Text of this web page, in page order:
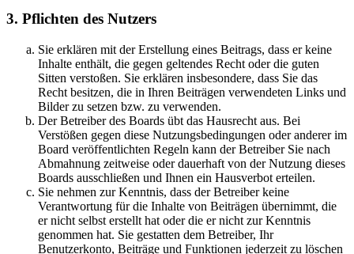
3. Pflichten des Nutzers
Sie erklären mit der Erstellung eines Beitrags, dass er keine
Inhalte enthält, die gegen geltendes Recht oder die guten
Sitten verstoßen. Sie erklären insbesondere, dass Sie das
Recht besitzen, die in Ihren Beiträgen verwendeten Links und
Bilder zu setzen bzw. zu verwenden.
Der Betreiber des Boards übt das Hausrecht aus. Bei
Verstößen gegen diese Nutzungsbedingungen oder anderer im
Board veröffentlichten Regeln kann der Betreiber Sie nach
Abmahnung zeitweise oder dauerhaft von der Nutzung dieses
Boards ausschließen und Ihnen ein Hausverbot erteilen.
Sie nehmen zur Kenntnis, dass der Betreiber keine
Verantwortung für die Inhalte von Beiträgen übernimmt, die
er nicht selbst erstellt hat oder die er nicht zur Kenntnis
genommen hat. Sie gestatten dem Betreiber, Ihr
Benutzerkonto, Beiträge und Funktionen jederzeit zu löschen